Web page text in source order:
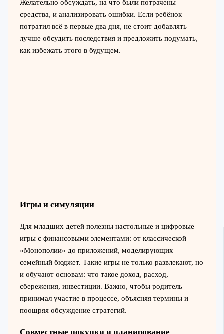
Желательно обсуждать, на что были потрачены
средства, и анализировать ошибки. Если ребёнок
потратил всё в первые два дня, не стоит добавлять —
лучше обсудить последствия и предложить подумать,
как избежать этого в будущем.
Игры и симуляции
Для младших детей полезны настольные и цифровые
игры с финансовыми элементами: от классической
«Монополии» до приложений, моделирующих
семейный бюджет. Такие игры не только развлекают, но
и обучают основам: что такое доход, расход,
сбережения, инвестиции. Важно, чтобы родитель
принимал участие в процессе, объясняя термины и
поощряя обсуждение стратегий.